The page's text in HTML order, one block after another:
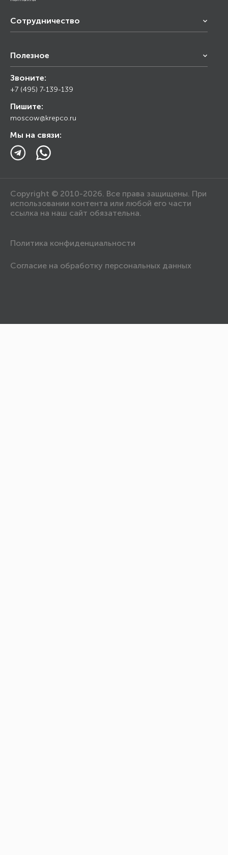
Сотрудничество
Снабжение строительства
Торговым организациям
Полезное
Калькулятор
Прайс лист
Ответы на вопросы
Блог
Звоните:
+7 (495) 7-139-139
Пишите:
moscow@krepco.ru
Мы на связи:
Copyright © 2010-2026. Все права защищены. При
использовании контента или любой его части
ссылка на наш сайт обязательна.
Политика конфиденциальности
Согласие на обработку персональных данных